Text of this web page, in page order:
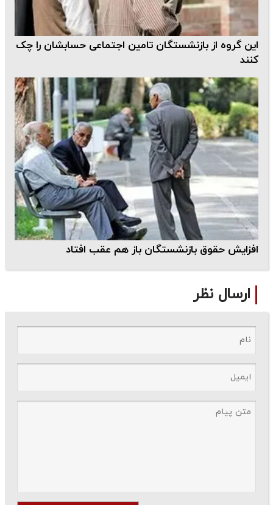
این گروه از بازنشستگان تامین اجتماعی حسابشان را چک
کنند
افزایش حقوق بازنشستگان باز هم عقب افتاد
ارسال نظر